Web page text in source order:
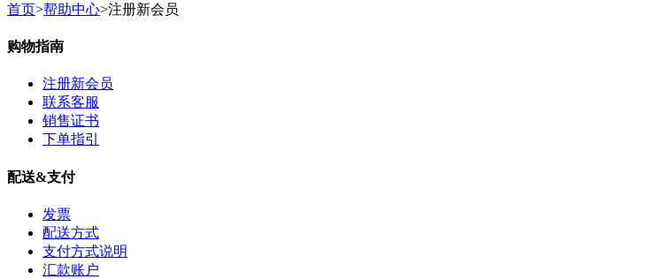
首页>帮助中心>注册新会员
购物指南
注册新会员
联系客服
销售证书
下单指引
配送&支付
发票
配送方式
支付方式说明
汇款账户